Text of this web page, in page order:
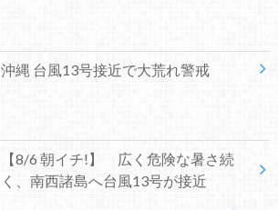
沖縄 台風13号接近で大荒れ警戒
【8/6 朝イチ!】 広く危険な暑さ続
く、南西諸島へ台風13号が接近